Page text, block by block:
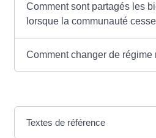
Comment sont partagés les
lorsque la communauté
Comment changer de régime
Textes de référence